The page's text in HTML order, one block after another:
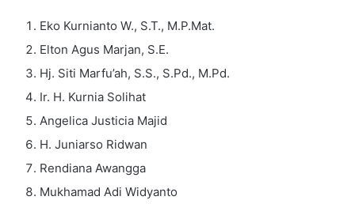
Eko Kurnianto W., S.T., M.P.Mat.
Elton Agus Marjan, S.E.
Hj. Siti Marfu’ah, S.S., S.Pd., M.Pd.
Ir. H. Kurnia Solihat
Angelica Justicia Majid
H. Juniarso Ridwan
Rendiana Awangga
Mukhamad Adi Widyanto